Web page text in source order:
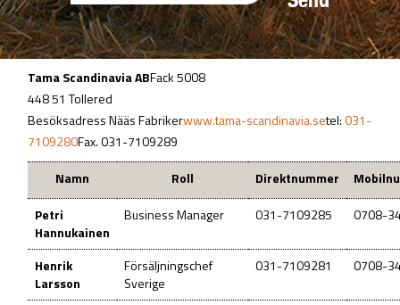
Tama Scandinavia ABFack 5008
448 51 Tollered
Besöksadress Nääs Fabrikerwww.tama-scandinavia.setel:031-
7109280Fax. 031-7109289
Namn
Roll Direktnummer
Petri
Hannukainen
Business Manager 031-7109285 0708-
Henrik
Larsson
Försäljningschef
Sverige
031-7109281 0708-